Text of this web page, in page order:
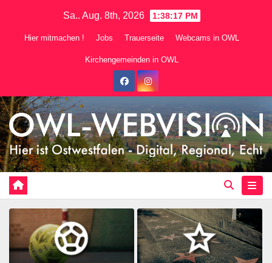
Sa.. Aug. 8th, 2026 1:38:19 PM
Hier mitmachen ! Jobs Trauerseite Webcams in OWL
Kirchengemeinden in OWL